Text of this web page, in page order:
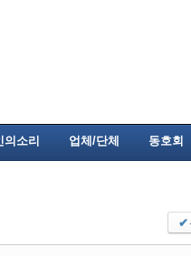
의소리 업체/단체 동호회
✔